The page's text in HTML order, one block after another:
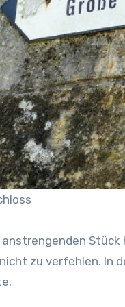
zu verfehlen. In